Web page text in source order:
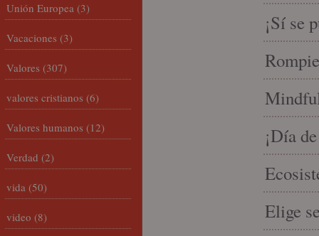
¡Sí se
¡Día
Elige
Unión Europea (3)
Vacaciones (3)
Valores (307)
valores cristianos (6)
Valores humanos (12)
Verdad (2)
vida (50)
video (8)